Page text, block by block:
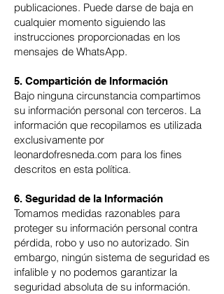
publicaciones. Puede darse de baja en
cualquier momento siguiendo las
instrucciones proporcionadas en los
mensajes de WhatsApp.
5. Compartición de Información
Bajo ninguna circunstancia compartimos
su información personal con terceros. La
información que recopilamos es utilizada
exclusivamente por
leonardofresneda.com para los fines
descritos en esta política.
6. Seguridad de la Información
Tomamos medidas razonables para
proteger su información personal contra
pérdida, robo y uso no autorizado. Sin
embargo, ningún sistema de seguridad es
infalible y no podemos garantizar la
seguridad absoluta de su información.